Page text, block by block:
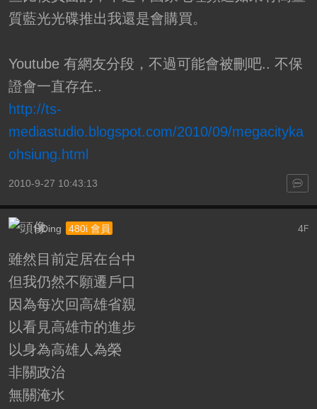
質藍光光碟推出我還是會購買。
Youtube 有網友分段，不過可能會被刪吧.. 不保
證會一直存在..
http://ts-
mediastudio.blogspot.com/2010/09/megacityka
ohsiung.html
2010-9-27 10:43:13
4F
HDing 480i 會員
雖然目前定居在台中
但我仍然不願遷戶口
因為每次回高雄省親
以看見高雄市的進步
以身為高雄人為榮
非關政治
無關淹水